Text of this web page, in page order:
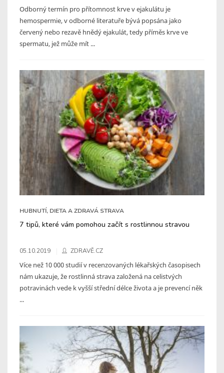
Odborný termín pro přítomnost krve v ejakulátu je
hemospermie, v odborné literatuře bývá popsána jako
červený nebo rezavě hnědý ejakulát, tedy příměs krve ve
spermatu, jež může mít ...
HUBNUTÍ, DIETA A ZDRAVÁ STRAVA
7 tipů, které vám pomohou začít s rostlinnou stravou
05.10.2019 ZDRAVĚ.CZ
Více než 10 000 studií v recenzovaných lékařských časopisech
nám ukazuje, že rostlinná strava založená na celistvých
potravinách vede k vyšší střední délce života a je prevencí něk
...